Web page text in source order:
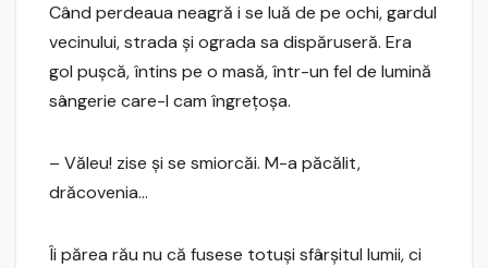
Când perdeaua neagră i se luă de pe ochi, gardul
vecinului, strada şi ograda sa dispăruseră. Era
gol puşcă, întins pe o masă, într-un fel de lumină
sângerie care-l cam îngreţoşa.
– Văleu! zise şi se smiorcăi. M-a păcălit,
drăcovenia…
Îi părea rău nu că fusese totuşi sfârşitul lumii, ci